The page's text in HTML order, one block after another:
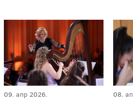
09. апр 2026. 08.